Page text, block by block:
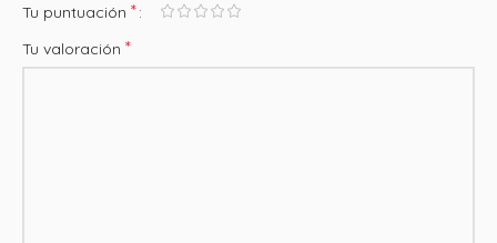
Tu puntuación *
Tu valoración *